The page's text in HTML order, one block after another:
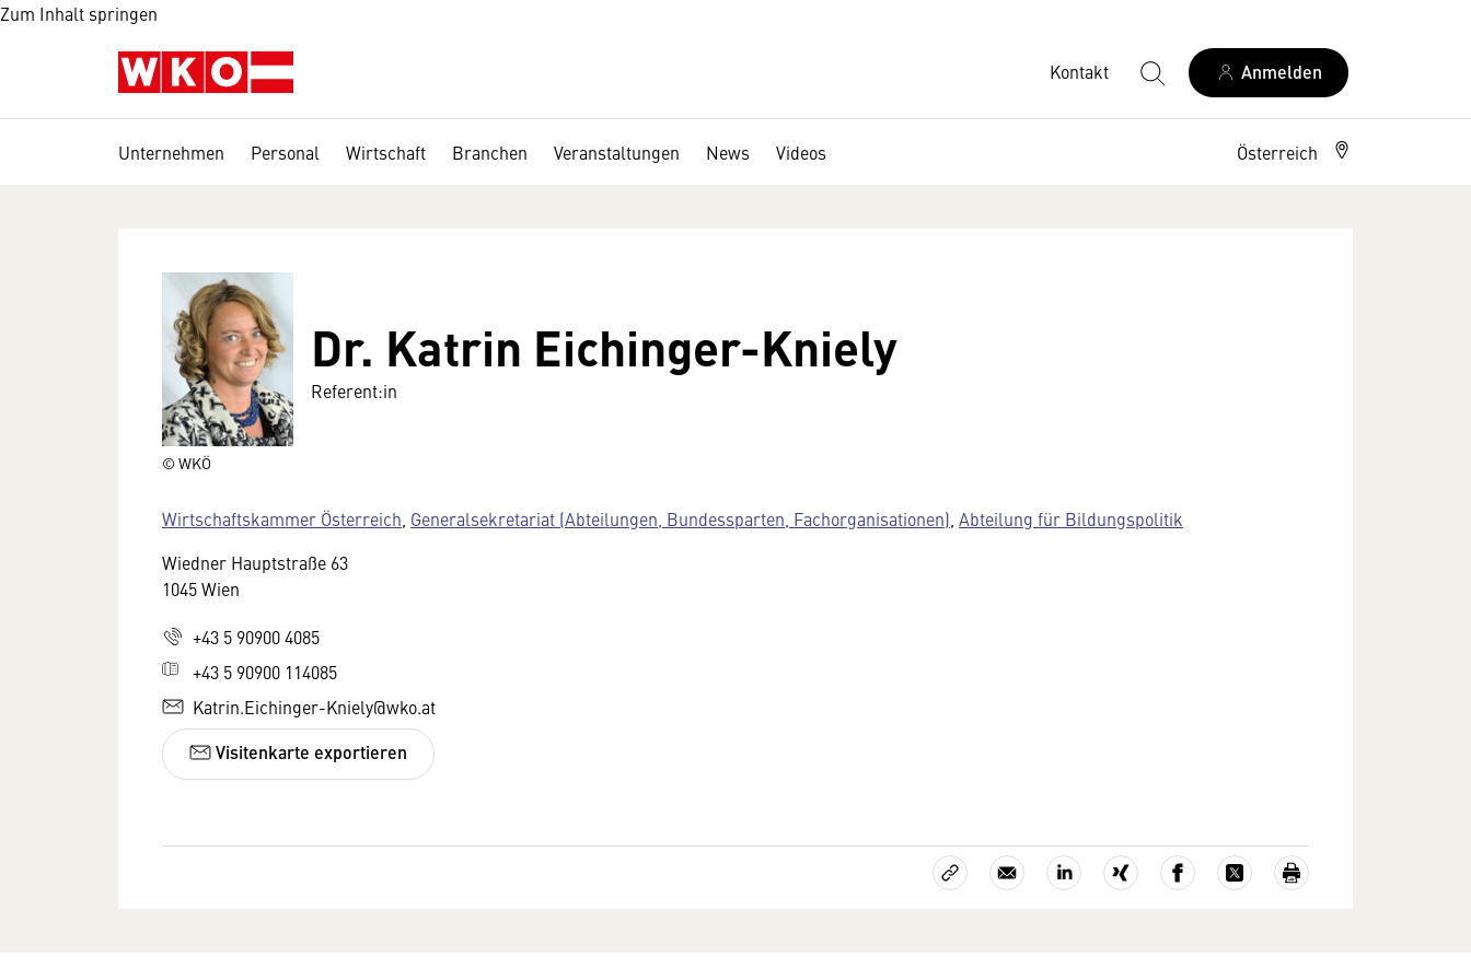
Zum Inhalt springen
Kontakt Anmelden
Unternehmen Personal Wirtschaft Branchen Veranstaltungen News Videos Österreich
© WKÖ
Dr. Katrin Eichinger-Kniely
Referent:in
Wirtschaftskammer Österreich Generalsekretariat (Abteilungen, Bundessparten, Fachorganisationen) Abteilung für Bildungspolitik
Wiedner Hauptstraße 63
1045 Wien
+43 5 90900 4085
+43 5 90900 114085
Katrin.Eichinger-Kniely@wko.at
Visitenkarte exportieren